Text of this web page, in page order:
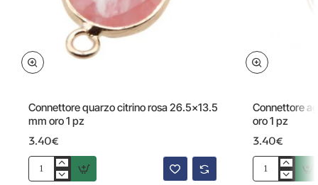
Connettore quarzo citrino rosa 26.5x13.5
mm oro 1 pz
3.40€
Connettore
Connettore
oro 1 pz
3.40€
Connettore